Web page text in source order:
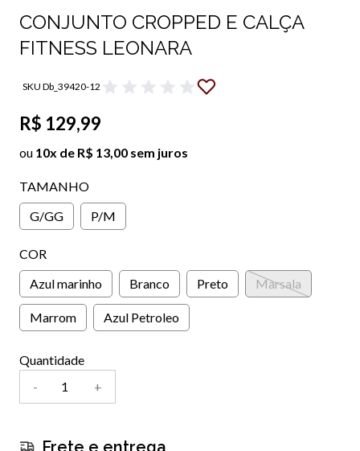
CONJUNTO CROPPED E CALÇA
FITNESS LEONARA
SKU Db_39420-12
R$ 129,99
ou 10x de R$ 13,00 sem juros
TAMANHO
G/GG
P/M
COR
Azul marinho
Branco Preto Marsala
Marrom Azul Petroleo
Quantidade
-
+
Frete e entrega